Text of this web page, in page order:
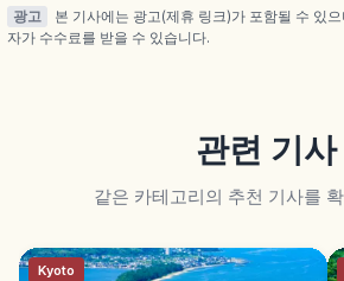
광고
본 기사에는 광고(제휴 링크)가 포함될 수 있
자가 수수료를 받을 수 있습니다.
관련 기사
같은 카테고리의 추천 기사를
Kyoto